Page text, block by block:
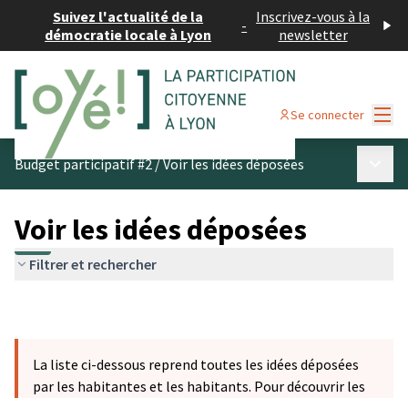
Suivez l'actualité de la
démocratie locale à Lyon
- Inscrivez-vous à la
newsletter
Se connecter
Budget participatif #2/Voir les idées déposées
Voir les idées déposées
Filtrer et rechercher
La liste ci-dessous reprend toutes les idées déposées
par les habitantes et les habitants. Pour découvrir les